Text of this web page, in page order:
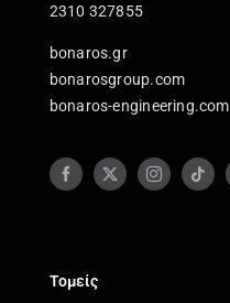
2310 327855
bonaros.gr
bonarosgroup.com
bonaros-engineering.com
Τομείς